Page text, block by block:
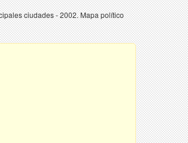
ciudades - 2002. Mapa político